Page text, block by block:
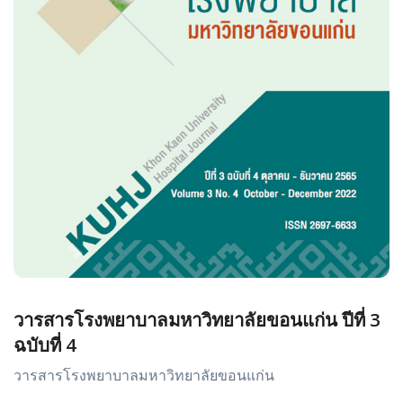
วารสารโรงพยาบาลมหาวิทยาลัยขอนแก่น ปีที่ 3
ฉบับที่ 4
วารสารโรงพยาบาลมหาวิทยาลัยขอนแก่น